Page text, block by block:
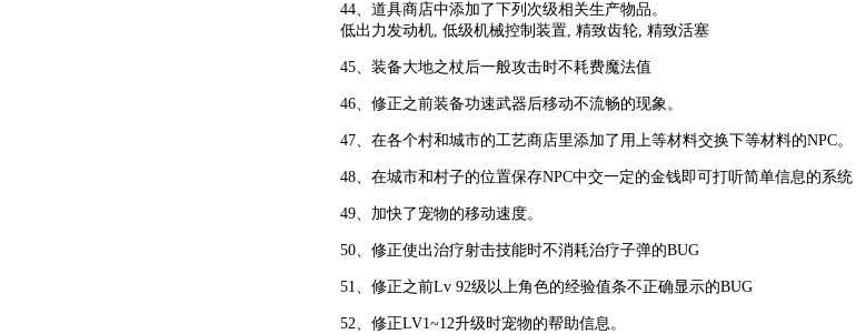
44、道具商店中添加了下列次级相关生产物品。
低出力发动机, 低级机械控制装置, 精致齿轮, 精致活塞
45、装备大地之杖后一般攻击时不耗费魔法值
46、修正之前装备功速武器后移动不流畅的现象。
47、在各个村和城市的工艺商店里添加了用上等材料交换下等材料的NPC。
48、在城市和村子的位置保存NPC中交一定的金钱即可打听简单信息的系统
49、加快了宠物的移动速度。
50、修正使出治疗射击技能时不消耗治疗子弹的BUG
51、修正之前Lv 92级以上角色的经验值条不正确显示的BUG
52、修正LV1~12升级时宠物的帮助信息。